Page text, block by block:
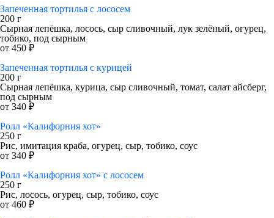
Запеченная тортилья с лососем
200 г
Сырная лепёшка, лосось, сыр сливочный, лук зелёный, огурец,
тобико, под сырным
от 450 ₽
Запеченная тортилья с курицей
200 г
Сырная лепёшка, курица, сыр сливочный, томат, салат айсберг,
под сырным
от 340 ₽
Ролл «Калифорния хот»
250 г
Рис, имитация краба, огурец, сыр, тобико, соус
от 340 ₽
Ролл «Калифорния хот» с лососем
250 г
Рис, лосось, огурец, сыр, тобико, соус
от 460 ₽